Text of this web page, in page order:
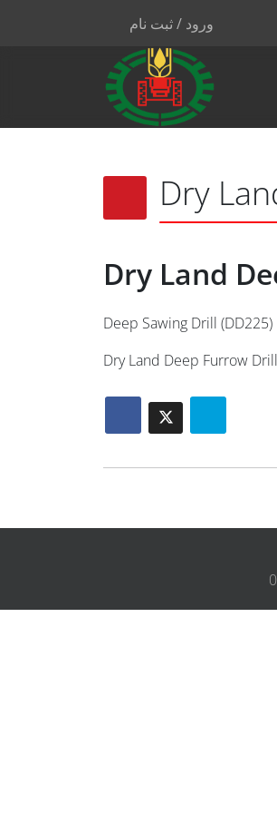
ورود / ثبت نام
Dry
Dry Land
Deep Sawing Drill (DD225)
Dry Land Deep Furrow